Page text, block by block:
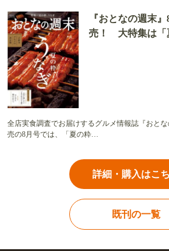
『おとなの週末
売！ 大特集は「
全店実食調査でお届けするグルメ情報誌『おと
売の8月号では、「夏の粋…
詳細・購入はこ
既刊の一覧